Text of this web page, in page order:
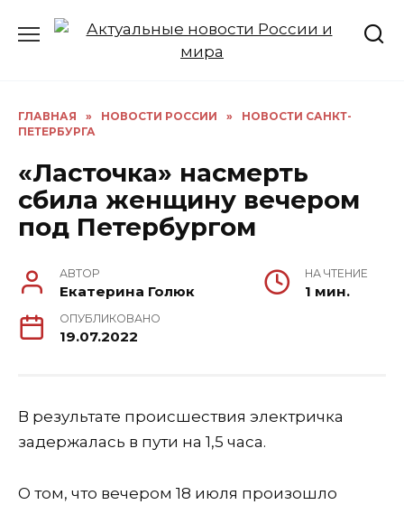
ГЛАВНАЯ » НОВОСТИ РОССИИ »
НОВОСТИ САНКТ-
ПЕТЕРБУРГА
«Ласточка» насмерть
сбила женщину вечером
под Петербургом
АВТОР
Екатерина Голюк
НА ЧТЕНИЕ
1 мин.
ОПУБЛИКОВАНО
19.07.2022
В результате происшествия электричка
задержалась в пути на 1,5 часа.
О том, что вечером 18 июля произошло